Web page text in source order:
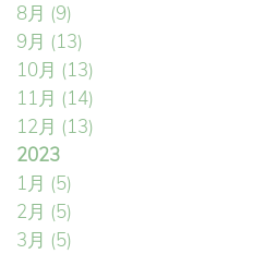
8月 (9)
9月 (13)
10月 (13)
11月 (14)
12月 (13)
2023
1月 (5)
2月 (5)
3月 (5)